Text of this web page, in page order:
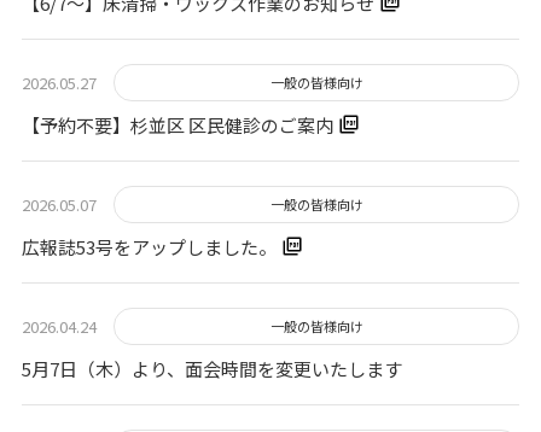
2026.05.27 一般の皆様向け
【予約不要】杉並区 区民健診のご案内
2026.05.07 一般の皆様向け
広報誌53号をアップしました。
2026.04.24 一般の皆様向け
5月7日（木）より、面会時間を変更いたします